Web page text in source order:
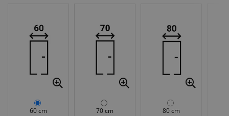
60 cm 70 cm 80 cm